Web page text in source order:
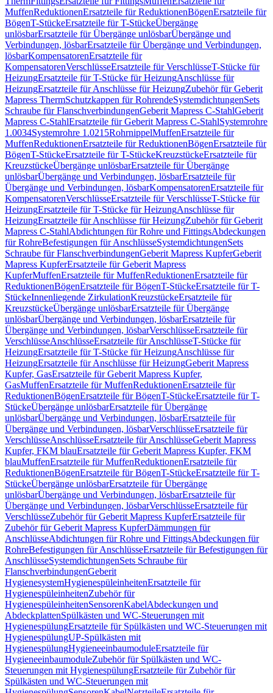
MuffenReduktionenErsatzteile für ReduktionenBögenErsatzteile für
BögenT-StückeErsatzteile für T-StückeÜbergänge
unlösbarErsatzteile für Übergänge unlösbarÜbergänge und
Verbindungen, lösbarErsatzteile für Übergänge und Verbindungen,
lösbarKompensatorenErsatzteile für
KompensatorenVerschlüsseErsatzteile für VerschlüsseT-Stücke für
HeizungErsatzteile für T-Stücke für HeizungAnschlüsse für
HeizungErsatzteile für Anschlüsse für HeizungZubehör für Geberit
Mapress ThermSchutzkappen für RohrendeSystemdichtungenSets
Schraube für FlanschverbindungenGeberit Mapress C-StahlGeberit
Mapress C-StahlErsatzteile für Geberit Mapress C-StahlSystemrohre
1.0034Systemrohre 1.0215RohrnippelMuffenErsatzteile für
MuffenReduktionenErsatzteile für ReduktionenBögenErsatzteile für
BögenT-StückeErsatzteile für T-StückeKreuzstückeErsatzteile für
KreuzstückeÜbergänge unlösbarErsatzteile für Übergänge
unlösbarÜbergänge und Verbindungen, lösbarErsatzteile für
Übergänge und Verbindungen, lösbarKompensatorenErsatzteile für
KompensatorenVerschlüsseErsatzteile für VerschlüsseT-Stücke für
HeizungErsatzteile für T-Stücke für HeizungAnschlüsse für
HeizungErsatzteile für Anschlüsse für HeizungZubehör für Geberit
Mapress C-StahlAbdichtungen für Rohre und FittingsAbdeckungen
für RohreBefestigungen für AnschlüsseSystemdichtungenSets
Schraube für FlanschverbindungenGeberit Mapress KupferGeberit
Mapress KupferErsatzteile für Geberit Mapress
KupferMuffenErsatzteile für MuffenReduktionenErsatzteile für
ReduktionenBögenErsatzteile für BögenT-StückeErsatzteile für T-
StückeInnenliegende ZirkulationKreuzstückeErsatzteile für
KreuzstückeÜbergänge unlösbarErsatzteile für Übergänge
unlösbarÜbergänge und Verbindungen, lösbarErsatzteile für
Übergänge und Verbindungen, lösbarVerschlüsseErsatzteile für
VerschlüsseAnschlüsseErsatzteile für AnschlüsseT-Stücke für
HeizungErsatzteile für T-Stücke für HeizungAnschlüsse für
HeizungErsatzteile für Anschlüsse für HeizungGeberit Mapress
Kupfer, GasErsatzteile für Geberit Mapress Kupfer,
GasMuffenErsatzteile für MuffenReduktionenErsatzteile für
ReduktionenBögenErsatzteile für BögenT-StückeErsatzteile für T-
StückeÜbergänge unlösbarErsatzteile für Übergänge
unlösbarÜbergänge und Verbindungen, lösbarErsatzteile für
Übergänge und Verbindungen, lösbarVerschlüsseErsatzteile für
VerschlüsseAnschlüsseErsatzteile für AnschlüsseGeberit Mapress
Kupfer, FKM blauErsatzteile für Geberit Mapress Kupfer, FKM
blauMuffenErsatzteile für MuffenReduktionenErsatzteile für
ReduktionenBögenErsatzteile für BögenT-StückeErsatzteile für T-
StückeÜbergänge unlösbarErsatzteile für Übergänge
unlösbarÜbergänge und Verbindungen, lösbarErsatzteile für
Übergänge und Verbindungen, lösbarVerschlüsseErsatzteile für
VerschlüsseZubehör für Geberit Mapress KupferErsatzteile für
Zubehör für Geberit Mapress KupferDämmungen für
AnschlüsseAbdichtungen für Rohre und FittingsAbdeckungen für
RohreBefestigungen für AnschlüsseErsatzteile für Befestigungen für
AnschlüsseSystemdichtungenSets Schraube für
FlanschverbindungenGeberit
HygienesystemHygienespüleinheitenErsatzteile für
HygienespüleinheitenZubehör für
HygienespüleinheitenSensorenKabelAbdeckungen und
AbdeckplattenSpülkästen und WC-Steuerungen mit
HygienespülungErsatzteile für Spülkästen und WC-Steuerungen mit
HygienespülungUP-Spülkästen mit
HygienespülungHygieneeinbaumoduleErsatzteile für
HygieneeinbaumoduleZubehör für Spülkästen und WC-
Steuerungen mit HygienespülungErsatzteile für Zubehör für
Spülkästen und WC-Steuerungen mit